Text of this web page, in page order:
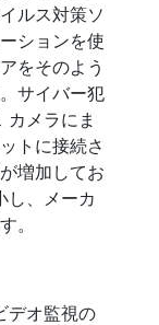
ルス対策ソ
ションを使
をそのよう
サイバー犯
メラにま
トに接続さ
増加してお
し、メーカ
。
デオ監視の